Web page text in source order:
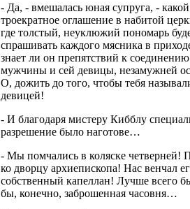
- Да, - вмешалась юная супруга, -
троекратное оглашение в набитой
где толстый, неуклюжий пономарь
спрашивать каждого мясника в
знает ли он препятствий к
мужчины и сей девицы, незамужней
О, дожить до того, чтобы тебя
девицей!
- И благодаря мистеру Кибблу
разрешение было наготове…
- Мы помчались в коляске четверней!
ко дворцу архиепископа! Нас венчал
собственный капеллан! Лучше всего
бы, конечно, заброшенная часовня…